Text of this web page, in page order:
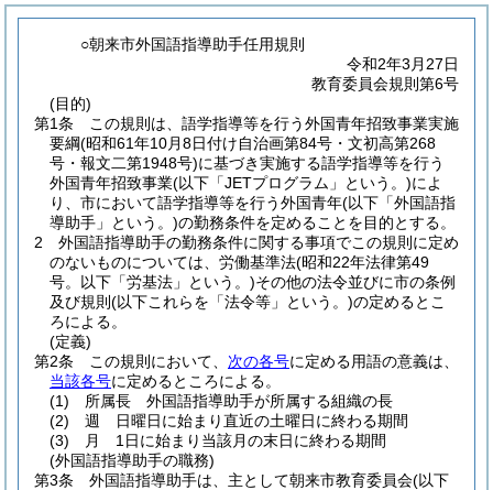
○朝来市外国語指導助手任用規則
令和2年3月27日
教育委員会規則第6号
(目的)
第1条
この規則は、語学指導等を行う外国青年招致事業実施
要綱(昭和61年10月8日付け自治画第84号・文初高第268
号・報文二第1948号)に基づき実施する語学指導等を行う
外国青年招致事業(以下「JETプログラム」という。)によ
り、市において語学指導等を行う外国青年(以下「外国語指
導助手」という。)の勤務条件を定めることを目的とする。
2
外国語指導助手の勤務条件に関する事項でこの規則に定め
のないものについては、労働基準法(昭和22年法律第49
号。以下「労基法」という。)その他の法令並びに市の条例
及び規則 (以下これらを「法令等」という。)の定めるとこ
ろによる。
(定義)
第2条
この規則において、 次の各号に定める用語の意義は、
当該各号に定めるところによる。
(1)
所属長 外国語指導助手が所属する組織の長
(2)
週 日曜日に始まり直近の土曜日に終わる期間
(3)
月 1日に始まり当該月の末日に終わる期間
(外国語指導助手の職務)
第3条
外国語指導助手は、主として朝来市教育委員会(以下